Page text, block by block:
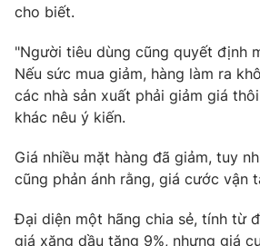
Thị trường 24h Tấm
VTV9 VTV8
Liên hệ tòa soạn English
cho biết.
"Người tiêu dùng cũng quyết định
Nếu sức mua giảm, hàng làm ra
các nhà sản xuất phải giảm giá
khác nêu ý kiến.
Giá nhiều mặt hàng đã giảm, tuy
cũng phản ánh rằng, giá cước vận
Đại diện một hãng chia sẻ, tính từ
giá xăng dầu tăng 9%, nhưng giá